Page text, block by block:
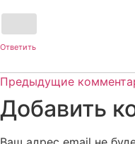
Ответить
Предыдущие
Добавить